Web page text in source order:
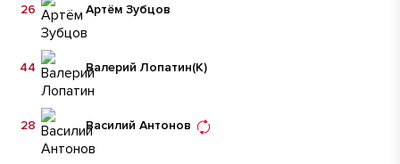
Артём Зубцов
26
Валерий Лопатин(К)
44
Василий Антонов
28